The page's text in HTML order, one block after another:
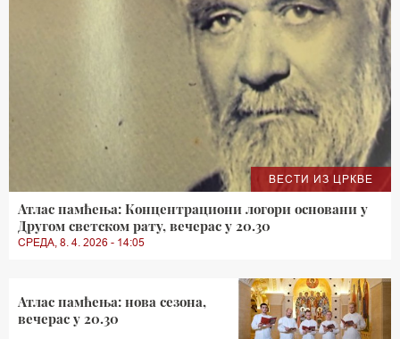
ВЕСТИ ИЗ ЦРКВЕ
Атлас памћења: Концентрациони логори основани у
Другом светском рату, вечерас у 20.30
СРЕДА, 8. 4. 2026 - 14:05
Атлас памћења: нова сезона,
вечерас у 20.30